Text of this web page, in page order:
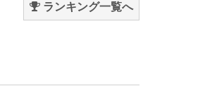
ランキング一覧へ